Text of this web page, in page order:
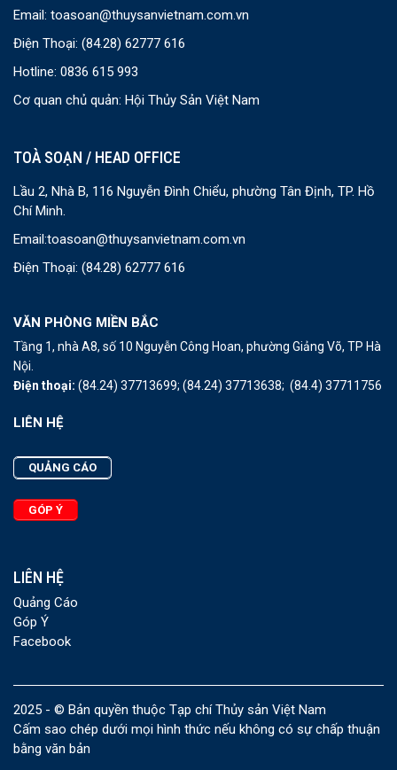
Email: toasoan@thuysanvietnam.com.vn
Điện Thoại: (84.28) 62777 616
Hotline: 0836 615 993
Cơ quan chủ quản: Hội Thủy Sản Việt Nam
TOÀ SOẠN / HEAD OFFICE
Lầu 2, Nhà B, 116 Nguyễn Đình Chiểu, phường Tân Định, TP. Hồ
Chí Minh.
Email:toasoan@thuysanvietnam.com.vn
Điện Thoại: (84.28) 62777 616
VĂN PHÒNG MIỀN BẮC
Tầng 1, nhà A8, số 10 Nguyễn Công Hoan, phường Giảng Võ, TP Hà
Nội.
Điện thoại: (84.24) 37713699; (84.24) 37713638; (84.4) 37711756
LIÊN HỆ
QUẢNG CÁO
GÓP Ý
LIÊN HỆ
Quảng Cáo
Góp Ý
Facebook
2025 - © Bản quyền thuộc Tạp chí Thủy sản Việt Nam
Cấm sao chép dưới mọi hình thức nếu không có sự chấp thuận
bằng văn bản